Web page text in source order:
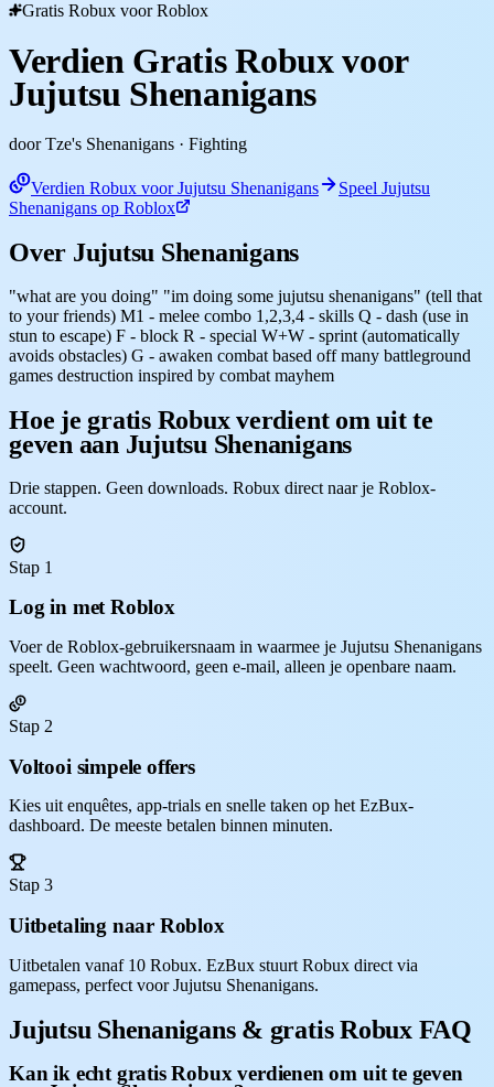
Gratis Robux voor Roblox
Verdien Gratis Robux voor
Jujutsu Shenanigans
door Tze's Shenanigans · Fighting
Verdien Robux voor Jujutsu Shenanigans
Speel Jujutsu
Shenanigans op Roblox
Over Jujutsu Shenanigans
"what are you doing" "im doing some jujutsu shenanigans" (tell that
to your friends) M1 - melee combo 1,2,3,4 - skills Q - dash (use in
stun to escape) F - block R - special W+W - sprint (automatically
avoids obstacles) G - awaken combat based off many battleground
games destruction inspired by combat mayhem
Hoe je gratis Robux verdient om uit te
geven aan Jujutsu Shenanigans
Drie stappen. Geen downloads. Robux direct naar je Roblox-
account.
Stap 1
Log in met Roblox
Voer de Roblox-gebruikersnaam in waarmee je Jujutsu Shenanigans
speelt. Geen wachtwoord, geen e-mail, alleen je openbare naam.
Stap 2
Voltooi simpele offers
Kies uit enquêtes, app-trials en snelle taken op het EzBux-
dashboard. De meeste betalen binnen minuten.
Stap 3
Uitbetaling naar Roblox
Uitbetalen vanaf 10 Robux. EzBux stuurt Robux direct via
gamepass, perfect voor Jujutsu Shenanigans.
Jujutsu Shenanigans & gratis Robux FAQ
Kan ik echt gratis Robux verdienen om uit te geven